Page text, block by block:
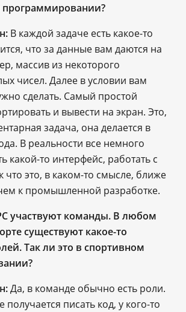
В каждой задаче есть какое-то
что за данные вам даются на
массив из некоторого
чисел. Далее в условии вам
сделать. Самый простой
и вывести на экран. Это,
задача, она делается в
В реальности все немного
какой-то интерфейс, работать с
что это, в каком-то смысле, ближе
к промышленной разработке.
участвуют команды. В любом
существуют какое-то
Так ли это в спортивном
Да, в команде обычно есть роли.
получается писать код, у кого-то